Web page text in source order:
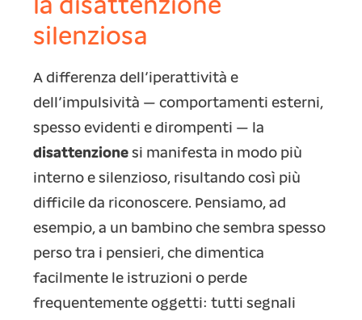
la disattenzione
silenziosa
A differenza dell’iperattività e
dell’impulsività — comportamenti esterni,
spesso evidenti e dirompenti — la
disattenzione si manifesta in modo più
interno e silenzioso, risultando così più
difficile da riconoscere. Pensiamo, ad
esempio, a un bambino che sembra spesso
perso tra i pensieri, che dimentica
facilmente le istruzioni o perde
frequentemente oggetti: tutti segnali